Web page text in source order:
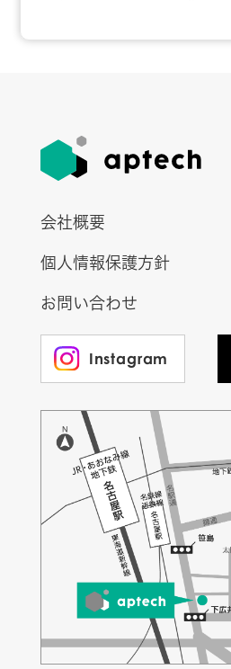
会社概要
個人情報保護方針
お問い合わせ
Instagram